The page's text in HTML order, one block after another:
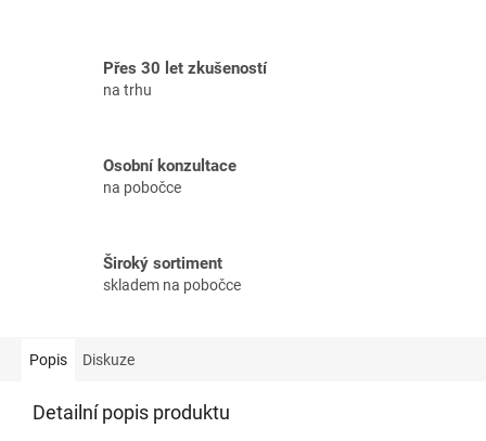
Přes 30 let zkušeností
na trhu
Osobní konzultace
na pobočce
Široký sortiment
skladem na pobočce
Popis Diskuze
Detailní popis produktu